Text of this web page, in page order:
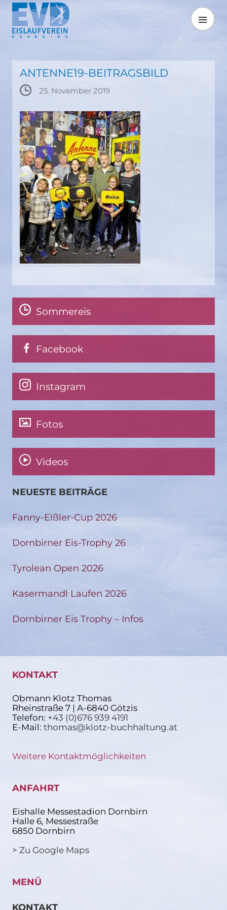
Springe
zum
Inhalt
MENÜ
ANTENNE19-BEITRAGSBILD
25. November 2019
Sommereis
Facebook
Instagram
Fotos
Videos
NEUESTE BEITRÄGE
Fanny-Elßler-Cup 2026
Dornbirner Eis-Trophy 26
Tyrolean Open 2026
Kasermandl Laufen 2026
Dornbirner Eis Trophy – Infos
KONTAKT
Obmann Klotz Thomas
Rheinstraße 7 | A-6840 Götzis
Telefon: +43 (0)676 939 4191
E-Mail: thomas@klotz-buchhaltung.at
Weitere Kontaktmöglichkeiten
ANFAHRT
Eishalle Messestadion Dornbirn
Halle 6, Messestraße
6850 Dornbirn
> Zu Google Maps
MENÜ
KONTAKT